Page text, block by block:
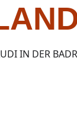
IN DER